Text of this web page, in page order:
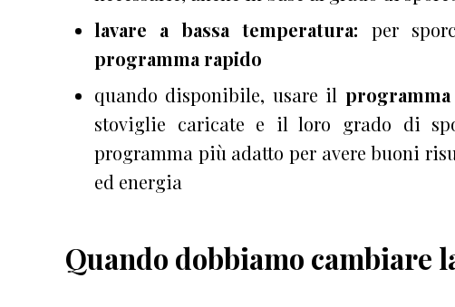
lavare a bassa temperatura: per
programma rapido
quando disponibile, usare il
stoviglie caricate e il loro grado di
programma più adatto per avere buoni
ed energia
Quando dobbiamo cambiare